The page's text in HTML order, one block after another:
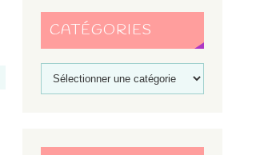
CATÉGORIES